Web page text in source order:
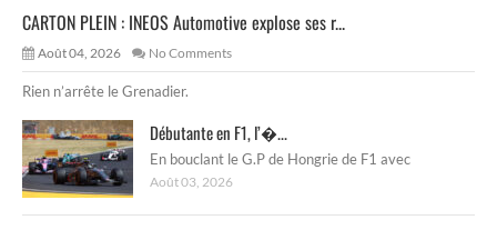
CARTON PLEIN : INEOS Automotive explose ses r...
Août 04, 2026 No Comments
Rien n’arrête le Grenadier.
Débutante en F1, l’�...
En bouclant le G.P de Hongrie de F1 avec
Août 03, 2026